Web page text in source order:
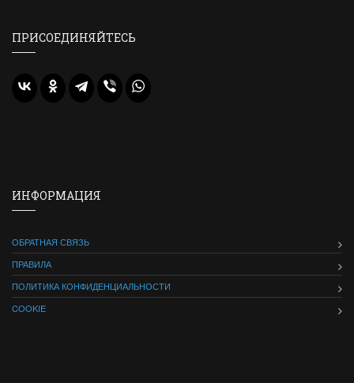
ПРИСОЕДИНЯЙТЕСЬ
ИНФОРМАЦИЯ
ОБРАТНАЯ СВЯЗЬ
ПРАВИЛА
ПОЛИТИКА КОНФИДЕНЦИАЛЬНОСТИ
COOKIE